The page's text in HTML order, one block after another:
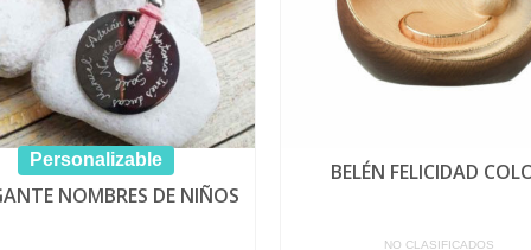
Personalizable
NOMBRES DE NIÑOS
BELÉN FELICIDAD
NO CLASIFICADOS